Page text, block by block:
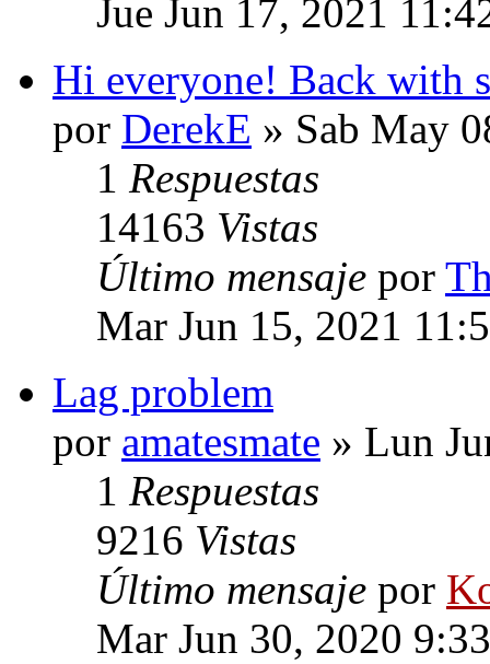
Jue Jun 17, 2021
Hi everyone! Back with
por DerekE » Sab May
1 Respuestas
14163 Vistas
Último mensaje por
Mar Jun 15, 2021
Lag problem
por amatesmate » Lun
1 Respuestas
9216 Vistas
Último mensaje por
Mar Jun 30, 2020